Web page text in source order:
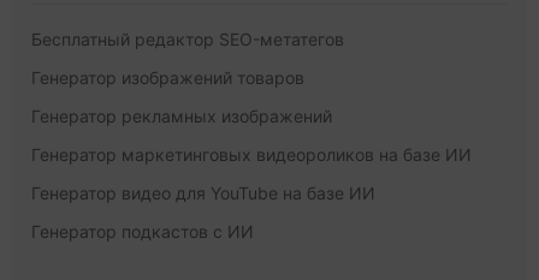
Бесплатный редактор SEO-метатегов
Генератор изображений товаров
Генератор рекламных изображений
Генератор маркетинговых видеороликов на базе ИИ
Генератор видео для YouTube на базе ИИ
Генератор подкастов с ИИ